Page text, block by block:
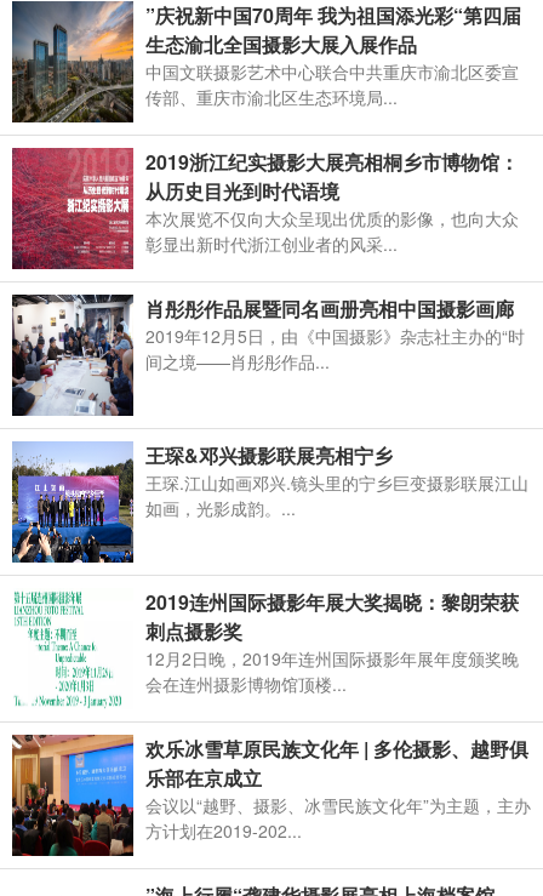
”庆祝新中国70周年 我为祖国添光彩“第四届
生态渝北全国摄影大展入展作品
中国文联摄影艺术中心联合中共重庆市渝北区委宣
传部、重庆市渝北区生态环境局...
2019浙江纪实摄影大展亮相桐乡市博物馆：
从历史目光到时代语境
本次展览不仅向大众呈现出优质的影像，也向大众
彰显出新时代浙江创业者的风采...
肖彤彤作品展暨同名画册亮相中国摄影画廊
2019年12月5日，由《中国摄影》杂志社主办的“时
间之境——肖彤彤作品...
王琛&邓兴摄影联展亮相宁乡
王琛.江山如画邓兴.镜头里的宁乡巨变摄影联展江山
如画，光影成韵。...
2019连州国际摄影年展大奖揭晓：黎朗荣获
刺点摄影奖
12月2日晚，2019年连州国际摄影年展年度颁奖晚
会在连州摄影博物馆顶楼...
欢乐冰雪草原民族文化年 | 多伦摄影、越野俱
乐部在京成立
会议以“越野、摄影、冰雪民族文化年”为主题，主办
方计划在2019-202...